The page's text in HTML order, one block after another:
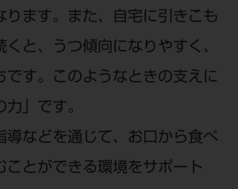
ります。また、自宅に引きこも
くと、うつ傾向になりやすく、
です。このようなときの支えに
」です。
導などを通じて、お口から食べ
ことができる環境をサポート